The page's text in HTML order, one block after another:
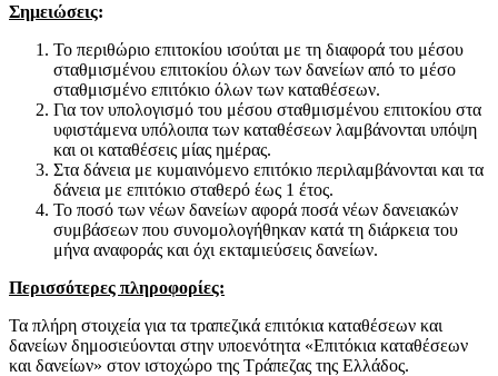
Σημειώσεις:
Το περιθώριο επιτοκίου ισούται με τη διαφορά του μέσου
σταθμισμένου επιτοκίου όλων των δανείων από το μέσο
σταθμισμένο επιτόκιο όλων των καταθέσεων.
Για τον υπολογισμό του μέσου σταθμισμένου επιτοκίου στα
υφιστάμενα υπόλοιπα των καταθέσεων λαμβάνονται υπόψη
και οι καταθέσεις μίας ημέρας.
Στα δάνεια με κυμαινόμενο επιτόκιο περιλαμβάνονται και τα
δάνεια με επιτόκιο σταθερό έως 1 έτος.
Το ποσό των νέων δανείων αφορά ποσά νέων δανειακών
συμβάσεων που συνομολογήθηκαν κατά τη διάρκεια του
μήνα αναφοράς και όχι εκταμιεύσεις δανείων.
Περισσότερες πληροφορίες:
Τα πλήρη στοιχεία για τα τραπεζικά επιτόκια καταθέσεων και
δανείων δημοσιεύονται στην υποενότητα «Επιτόκια καταθέσεων
και δανείων» στον ιστοχώρο της Τράπεζας της Ελλάδος.